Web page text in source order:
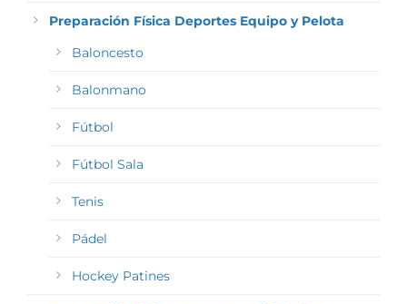
Preparación Física Deportes Equipo y Pelota
Baloncesto
Balonmano
Fútbol
Fútbol Sala
Tenis
Pádel
Hockey Patines